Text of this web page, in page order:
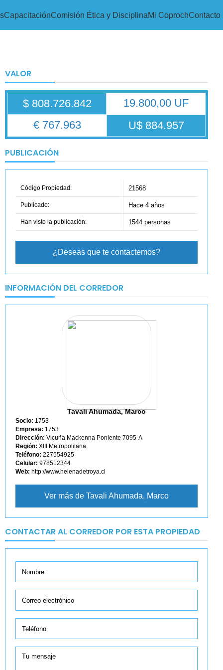
CapacitaciónComisión Ética y DisciplinaMi CoprochContacto
VALOR
$ 808.726.842
19.800,00 UF
€ 767.963
U$ 884.957
PUBLICACIÓN
Código Propiedad: 21568
Publicado: Hace 4 años
Han visto la publicación: 1544 personas
¿Deseas que te contactemos?
INFORMACIÓN DEL CORREDOR
Tavali Ahumada, Marco
Socio: 1753
Empresa: 1753
Dirección: Vicuña Mackenna Poniente 7095-A
Región: XIII Metropolitana
Teléfono: 227554925
Celular: 978512344
Web: http://www.helenadetroya.cl
Ver más de Tavali Ahumada, Marco
CONTACTAR AL CORREDOR POR ESTA PROPIEDAD